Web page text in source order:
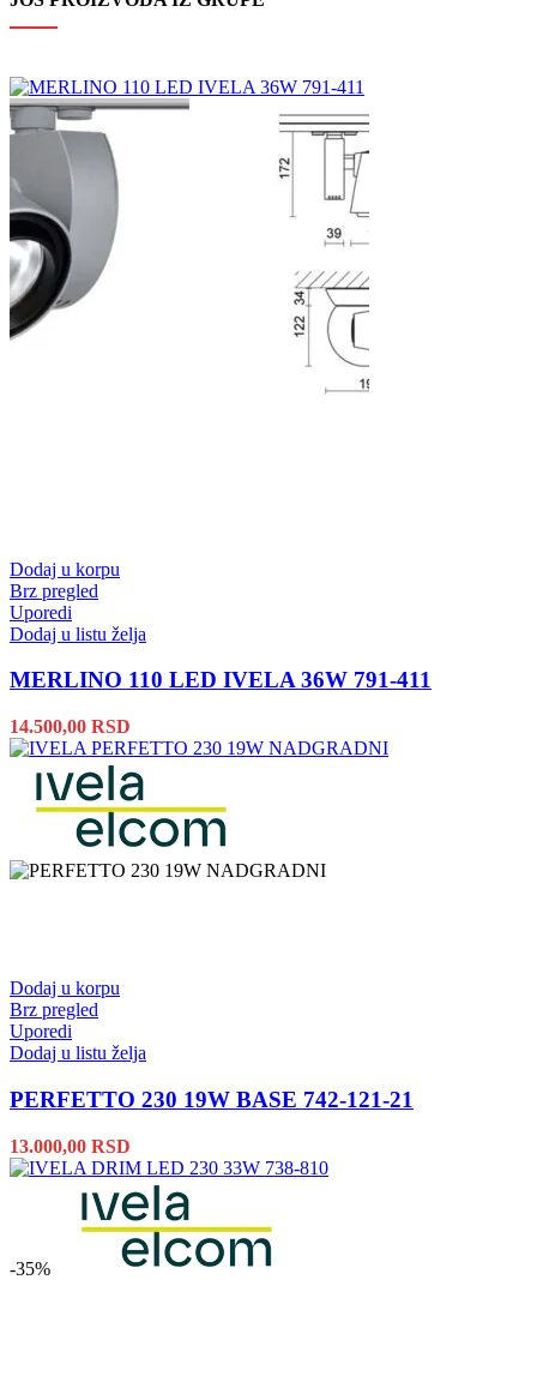
Dodaj u korpu
Brz pregled
Uporedi
Dodaj u listu želja
MERLINO 110 LED IVELA 36W 791-411
14.500,00 RSD
Dodaj u korpu
Brz pregled
Uporedi
Dodaj u listu želja
PERFETTO 230 19W BASE 742-121-21
13.000,00 RSD
-35%